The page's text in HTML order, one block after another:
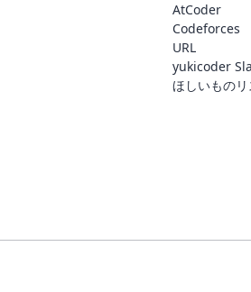
AtCoder
Codeforces
URL
yukicoder
ほしいもの